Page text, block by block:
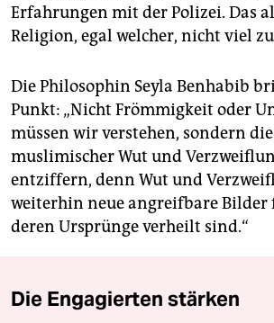
Erfahrungen mit der Polizei. Das
Religion, egal welcher, nicht viel
Die Philosophin Seyla Benhabib
Punkt: „Nicht Frömmigkeit oder
müssen wir verstehen, sondern
muslimischer Wut und
entziffern, denn Wut und
weiterhin neue angreifbare Bilder
deren Ursprünge verheilt sind.“
Die Engagierten stärken